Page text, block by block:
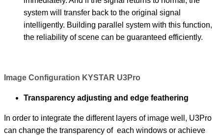
system will transfer back to the original signal
intelligently. Building parallel system with this function,
the reliability of scene can be guaranteed efficiently.
Image Configuration KYSTAR U3Pro
Transparency adjusting and edge feathering
In order to integrate the different layers of image well, U3Pro
can change the transparency of each windows or achieve